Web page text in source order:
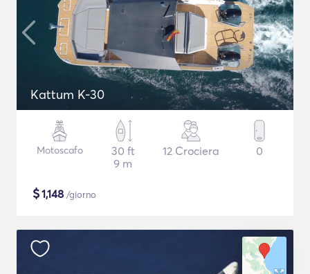
Kattum K-30
Motoscafo
30 ft
9 m
12 Crociera 0
$1,148 /giorno